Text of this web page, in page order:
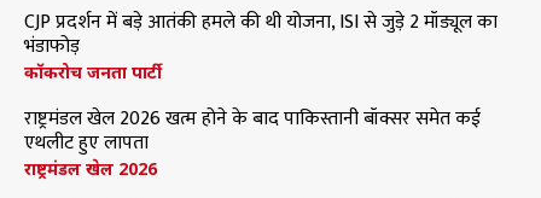
CJP प्रदर्शन में बड़े आतंकी हमले की थी योजना, ISI से जुड़े 2 मॉड्यूल का
भंडाफोड़
कॉकरोच जनता पार्टी
राष्ट्रमंडल खेल 2026 खत्म होने के बाद पाकिस्तानी बॉक्सर समेत कई
एथलीट हुए लापता
राष्ट्रमंडल खेल 2026